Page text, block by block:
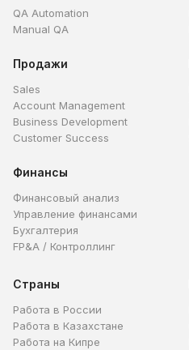
QA Automation
Manual QA
Продажи
Sales
Account Management
Business Development
Customer Success
Финансы
Финансовый анализ
Управление финансами
Бухгалтерия
FP&A / Контроллинг
Страны
Работа в России
Работа в Казахстане
Работа на Кипре